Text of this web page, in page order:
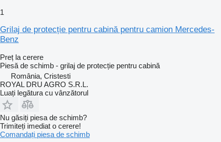
1
Grilaj de protecție pentru cabină pentru camion Mercedes-
Benz
Preț la cerere
Piesă de schimb - grilaj de protecție pentru cabină
România, Cristesti
ROYAL DRU AGRO S.R.L.
Luați legătura cu vânzătorul
Nu găsiți piesa de schimb?
Trimiteți imediat o cerere!
Comandați piesa de schimb